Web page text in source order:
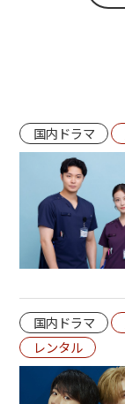
国内ドラマ
国内ドラマ
レンタル